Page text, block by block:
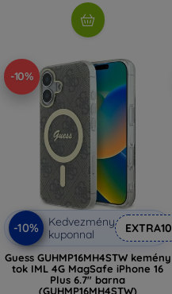
-10%
-10%
Kedvezmény
kuponnal
EXTRA10
Guess GUHMP16MH4STW kemény
tok IML 4G MagSafe iPhone 16
Plus 6.7" barna
(GUHMP16MH4STW)